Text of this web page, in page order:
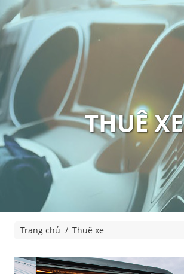
THUÊ XE
Trang chủ Thuê xe